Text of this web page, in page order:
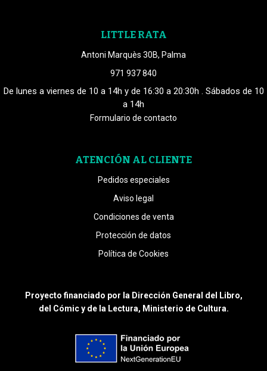
LITTLE RATA
Antoni Marquès 30B, Palma
971 937 840
De lunes a viernes de 10 a 14h y de 16:30 a 20:30h . Sábados de 10
a 14h
Formulario de contacto
ATENCIÓN AL CLIENTE
Pedidos especiales
Aviso legal
Condiciones de venta
Protección de datos
Política de Cookies
Proyecto financiado por la Dirección General del Libro,
del Cómic y de la Lectura, Ministerio de Cultura.